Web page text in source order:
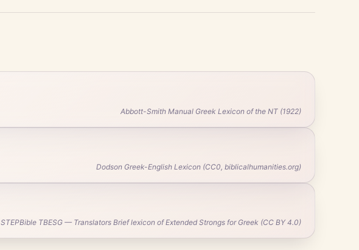
Abbott-Smith Manual Greek Lexicon of the NT (1922)
Dodson Greek-English Lexicon (CC0, biblicalhumanities.org)
STEPBible TBESG — Translators Brief lexicon of Extended Strongs for Greek (CC BY 4.0)